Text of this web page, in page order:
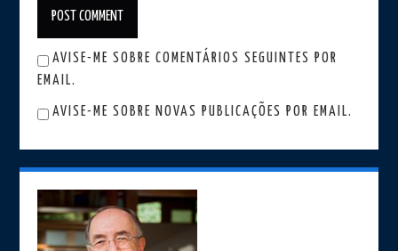
AVISE-ME SOBRE COMENTÁRIOS SEGUINTES POR
EMAIL.
AVISE-ME SOBRE NOVAS PUBLICAÇÕES POR EMAIL.